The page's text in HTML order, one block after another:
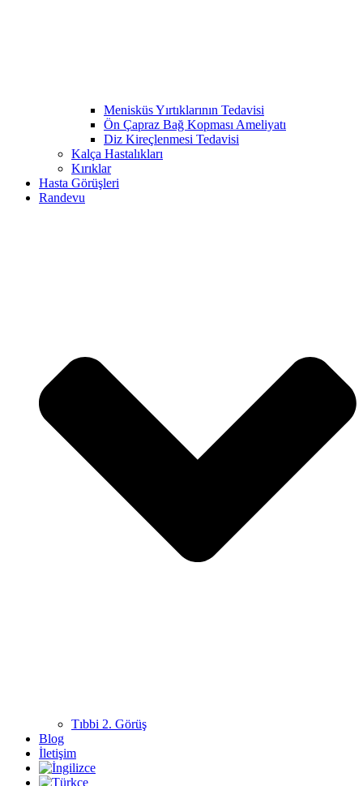
Menisküs Yırtıklarının Tedavisi
Ön Çapraz Bağ Kopması Ameliyatı
Diz Kireçlenmesi Tedavisi
Kalça Hastalıkları
Kırıklar
Hasta Görüşleri
Randevu
Tıbbi 2. Görüş
Blog
İletişim